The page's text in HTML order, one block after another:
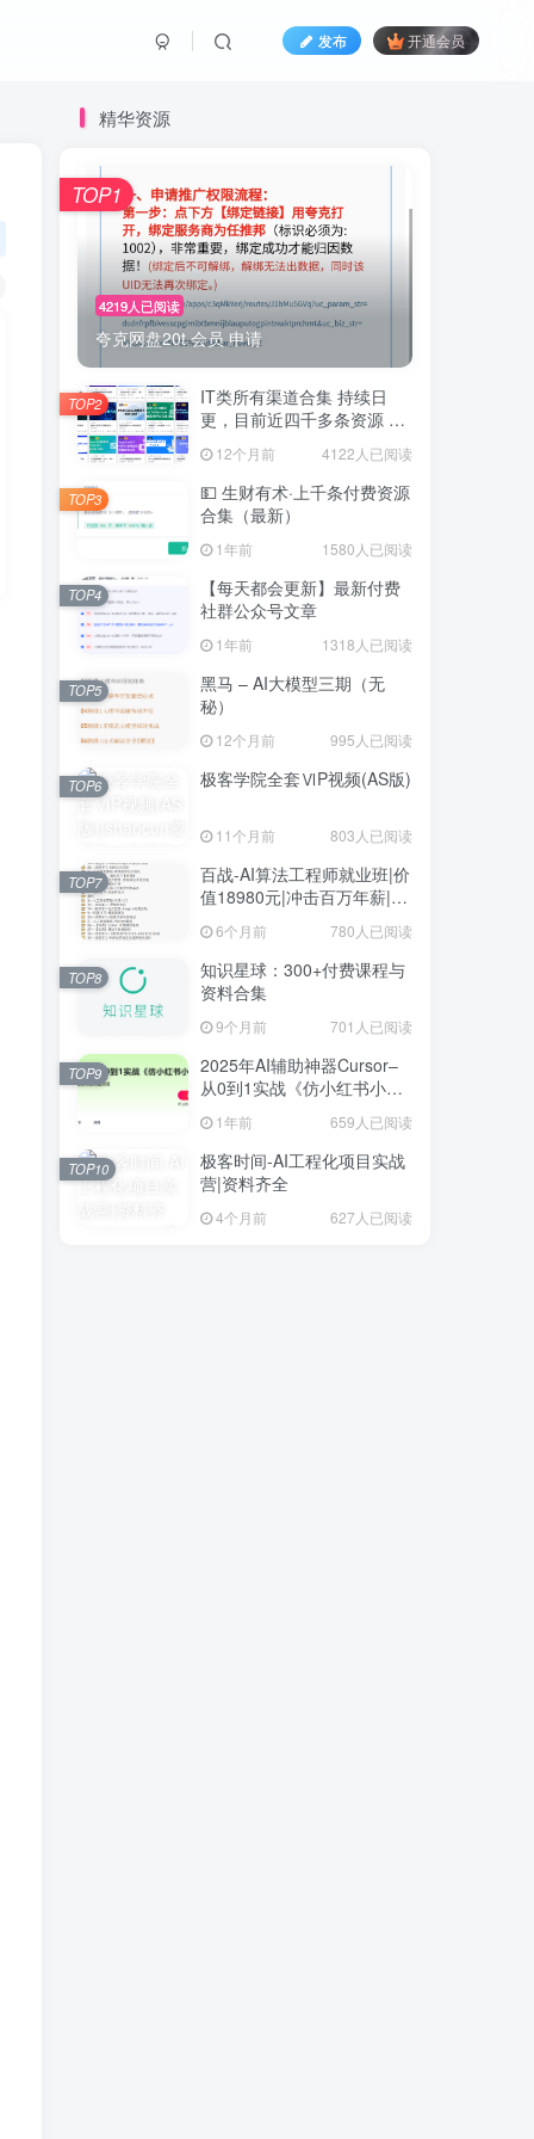
发布 开通会员
精华资源
4219人已阅读
夸克网盘20t 会员 申请
TOP1
IT类所有渠道合集 持续日
更，目前近四千多条资源 年
12个月前 4122人已阅读
TOP2
💵 生财有术·上千条付费资源
合集（最新）
1年前 1580人已阅读
TOP3
【每天都会更新】最新付费
社群公众号文章
1年前 1318人已阅读
TOP4
黑马 – AI大模型三期（无
秘）
12个月前 995人已阅读
TOP5
极客学院全套ⅥP视频(AS版)
11个月前 803人已阅读
TOP6
百战-AI算法工程师就业班|价
值18980元|冲击百万年薪|完
结无秘
6个月前 780人已阅读
TOP7
知识星球：300+付费课程与
资料合集
9个月前 701人已阅读
TOP8
2025年AI辅助神器Cursor–
从0到1实战《仿小红书小程
序》1年前 659人已阅读
TOP9
极客时间-AI工程化项目实战
营|资料齐全
4个月前 627人已阅读
TOP10